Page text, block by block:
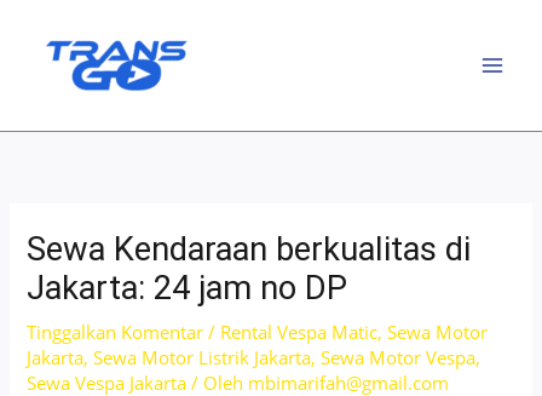
Sewa Kendaraan berkualitas di
Jakarta: 24 jam no DP
Tinggalkan Komentar / Rental Vespa Matic,Sewa Motor
Jakarta,Sewa Motor Listrik Jakarta,Sewa Motor Vespa,
Sewa Vespa Jakarta / Oleh mbimarifah@gmail.com